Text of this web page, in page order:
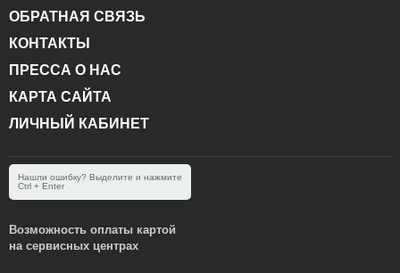
ОБРАТНАЯ СВЯЗЬ
КОНТАКТЫ
ПРЕССА О НАС
КАРТА САЙТА
ЛИЧНЫЙ КАБИНЕТ
Нашли ошибку? Выделите и нажмите
Ctrl + Enter
Возможность оплаты картой
на сервисных центрах